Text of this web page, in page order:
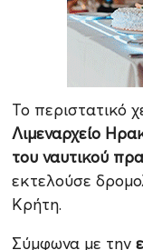
Το περιστατικό
Λιμεναρχείο
του ναυτικού
εκτελούσε
Κρήτη.
Σύμφωνα με την